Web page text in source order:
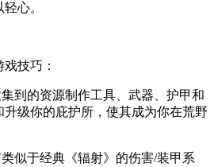
心。
技巧：
到的资源制作工具、武器、护甲和
级你的庇护所，使其成为你在荒野
似于经典《辐射》的伤害/装甲系